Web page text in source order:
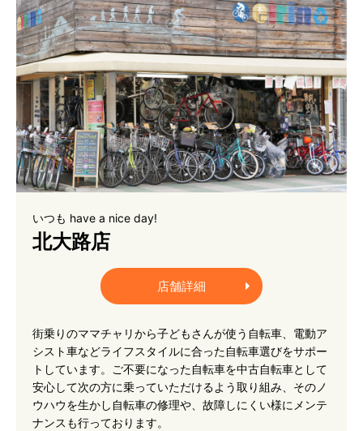
いつも have a nice day!
北大路店
店舗詳細
街乗りのママチャリから子どもさんが使う自転車、電動ア
シスト車などライフスタイルに合った自転車選びをサポー
トしています。ご不要になった自転車を中古自転車として
安心して次の方に乗っていただけるよう取り組み、そのノ
ウハウを生かし自転車の修理や、故障しにくい様にメンテ
ナンスも行っております。